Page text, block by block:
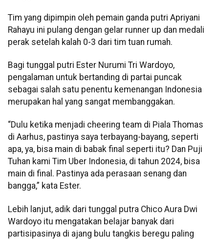
Tim yang dipimpin oleh pemain ganda putri Apriyani
Rahayu ini pulang dengan gelar runner up dan medali
perak setelah kalah 0-3 dari tim tuan rumah.
Bagi tunggal putri Ester Nurumi Tri Wardoyo,
pengalaman untuk bertanding di partai puncak
sebagai salah satu penentu kemenangan Indonesia
merupakan hal yang sangat membanggakan.
“Dulu ketika menjadi cheering team di Piala Thomas
di Aarhus, pastinya saya terbayang-bayang, seperti
apa, ya, bisa main di babak final seperti itu? Dan Puji
Tuhan kami Tim Uber Indonesia, di tahun 2024, bisa
main di final. Pastinya ada perasaan senang dan
bangga,” kata Ester.
Lebih lanjut, adik dari tunggal putra Chico Aura Dwi
Wardoyo itu mengatakan belajar banyak dari
partisipasinya di ajang bulu tangkis beregu paling